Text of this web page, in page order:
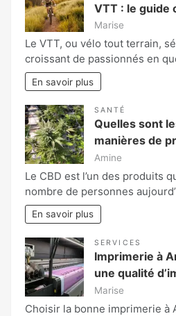
VTT : le guide
Marise
Le VTT, ou vélo tout terrain,
croissant de passionnés en
En savoir plus
SANTÉ
Quelles sont
manières de
Amine
Le CBD est l’un des produits
nombre de personnes
En savoir plus
SERVICES
Imprimerie à
une qualité
Marise
Choisir la bonne imprimerie à